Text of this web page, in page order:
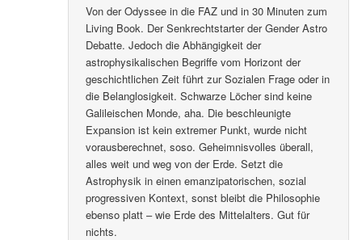
Von der Odyssee in die FAZ und in 30 Minuten zum
Living Book. Der Senkrechtstarter der Gender Astro
Debatte. Jedoch die Abhängigkeit der
astrophysikalischen Begriffe vom Horizont der
geschichtlichen Zeit führt zur Sozialen Frage oder in
die Belanglosigkeit. Schwarze Löcher sind keine
Galileischen Monde, aha. Die beschleunigte
Expansion ist kein extremer Punkt, wurde nicht
vorausberechnet, soso. Geheimnisvolles überall,
alles weit und weg von der Erde. Setzt die
Astrophysik in einen emanzipatorischen, sozial
progressiven Kontext, sonst bleibt die Philosophie
ebenso platt – wie Erde des Mittelalters. Gut für
nichts.